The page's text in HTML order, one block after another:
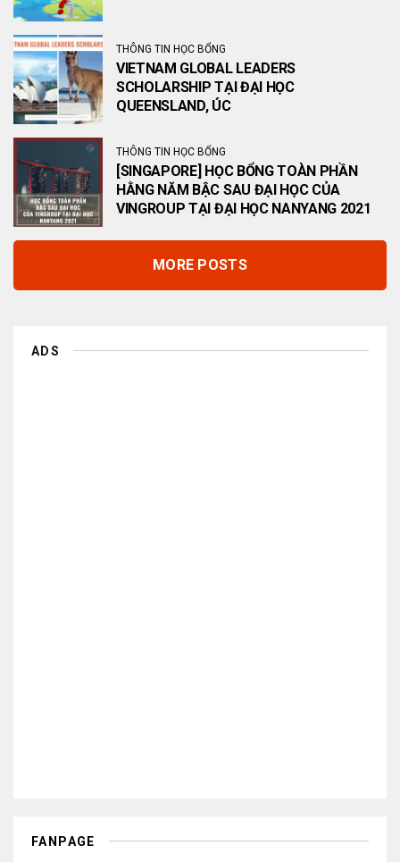
THÔNG TIN HỌC BỔNG
VIETNAM GLOBAL LEADERS
SCHOLARSHIP TẠI ĐẠI HỌC
QUEENSLAND, ÚC
THÔNG TIN HỌC BỔNG
[SINGAPORE] HỌC BỔNG TOÀN PHẦN
HẰNG NĂM BẬC SAU ĐẠI HỌC CỦA
VINGROUP TẠI ĐẠI HỌC NANYANG 2021
MORE POSTS
ADS
FANPAGE